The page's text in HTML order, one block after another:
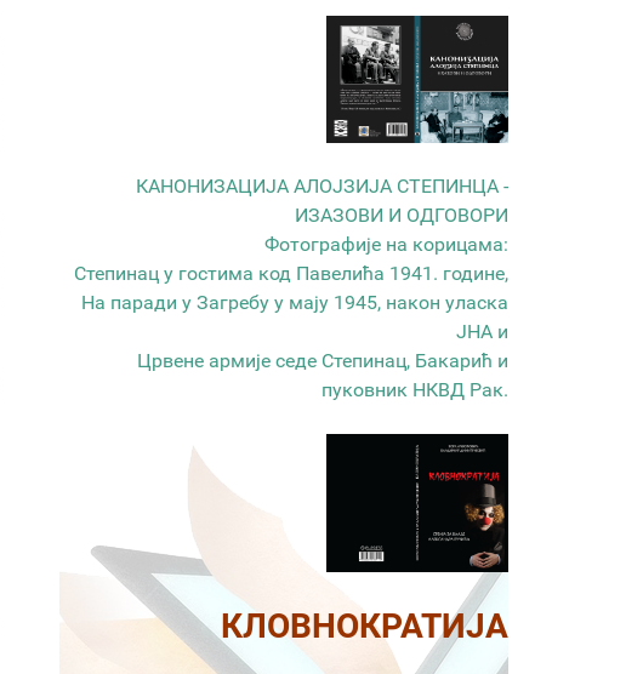
КАНОНИЗАЦИЈА АЛОЈЗИЈА СТЕПИНЦА -
ИЗАЗОВИ И ОДГОВОРИ
Фотографије на корицама:
Степинац у гостима код Павелића 1941. године,
На паради у Загребу у мају 1945, након уласка
ЈНА и
Црвене армије седе Степинац, Бакарић и
пуковник НКВД Рак.
КЛОВНОКРАТИЈА